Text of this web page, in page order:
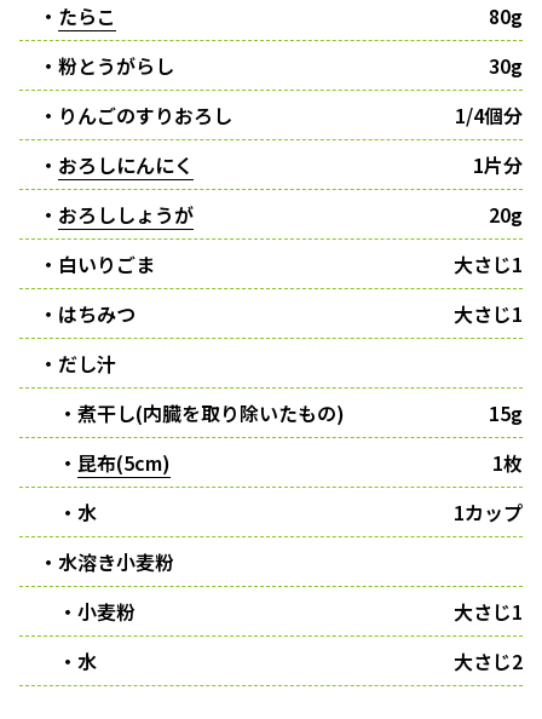
・ たらこ
80g
・粉とうがらし
30g
・りんごのすりおろし
1/4個分
・ おろしにんにく
1片分
・ おろししょうが
20g
・白いりごま
大さじ1
・はちみつ
大さじ1
・だし汁
・煮干し(内臓を取り除いたもの)
15g
・ 昆布(5cm)
1枚
・水
1カップ
・水溶き小麦粉
・小麦粉
大さじ1
・水
大さじ2